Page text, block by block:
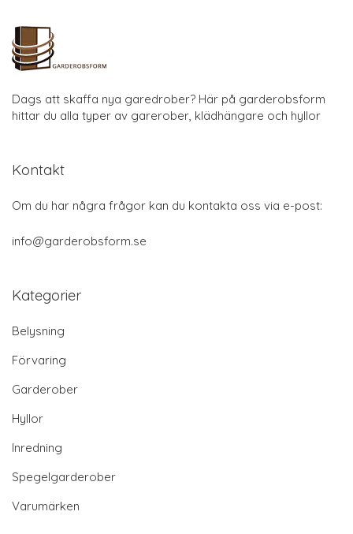
Dags att skaffa nya garedrober? Här på garderobsform
hittar du alla typer av garerober, klädhängare och hyllor
Kontakt
Om du har några frågor kan du kontakta oss via e-post:
info@garderobsform.se
Kategorier
Belysning
Förvaring
Garderober
Hyllor
Inredning
Spegelgarderober
Varumärken